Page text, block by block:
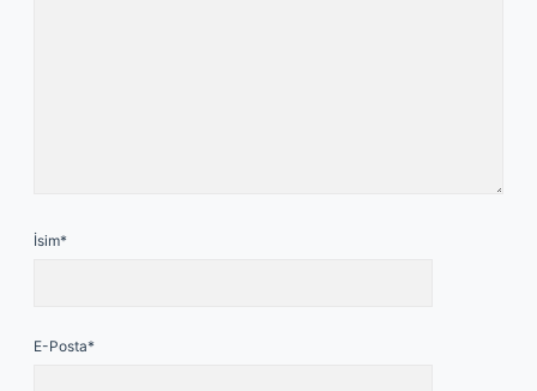
İsim*
E-Posta*